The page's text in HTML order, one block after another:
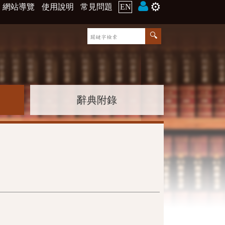
網站導覽 使用說明 常見問題 EN ⚙️
辭典附錄